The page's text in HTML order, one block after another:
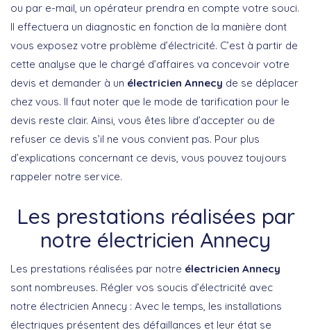
ou par e-mail, un opérateur prendra en compte votre souci.
Il effectuera un diagnostic en fonction de la manière dont
vous exposez votre problème d’électricité. C’est à partir de
cette analyse que le chargé d’affaires va concevoir votre
devis et demander à un électricien Annecy de se déplacer
chez vous. Il faut noter que le mode de tarification pour le
devis reste clair. Ainsi, vous êtes libre d’accepter ou de
refuser ce devis s’il ne vous convient pas. Pour plus
d’explications concernant ce devis, vous pouvez toujours
rappeler notre service.
Les prestations réalisées par
notre électricien Annecy
Les prestations réalisées par notre électricien Annecy
sont nombreuses. Régler vos soucis d’électricité avec
notre électricien Annecy : Avec le temps, les installations
électriques présentent des défaillances et leur état se